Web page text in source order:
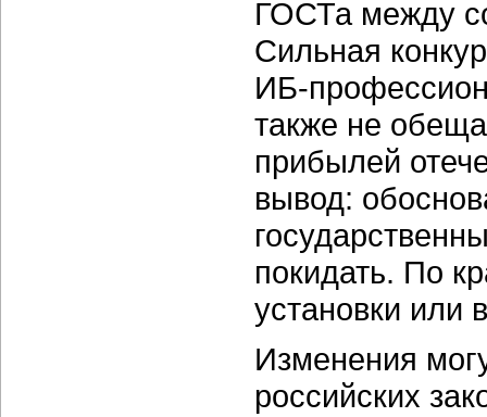
ГОСТа между
Сильная
ИБ-
также не
прибылей
вывод:
покидать. По
установки или
Изменения
российских